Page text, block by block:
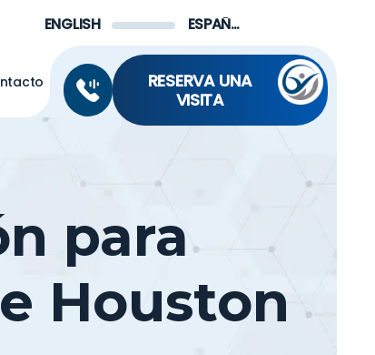
RESERVA UNA
VISITA
para
Houston
ENGLISH ESPAÑOL DE MÉXICO